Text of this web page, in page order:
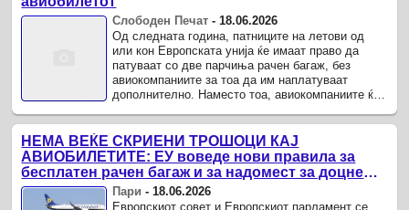
Слободен Печат - 18.06.2026
Од следната година, патниците на летови од
или кон Европската унија ќе имаат право да
патуваат со две парчиња рачен багаж, без
авиокомпаниите за тоа да им наплатуваат
дополнително. Наместо тоа, авиокомпаниите ќе
со вклучен рачен ...
НЕМА ВЕЌЕ СКРИЕНИ ТРОШОЦИ КАЈ
АВИОБИЛЕТИТЕ: ЕУ воведе нови правила за
бесплатен рачен багаж и за надомест за доцнења
на летовите Пари -18.06.2026
Европскиот совет и Европскиот парламент се